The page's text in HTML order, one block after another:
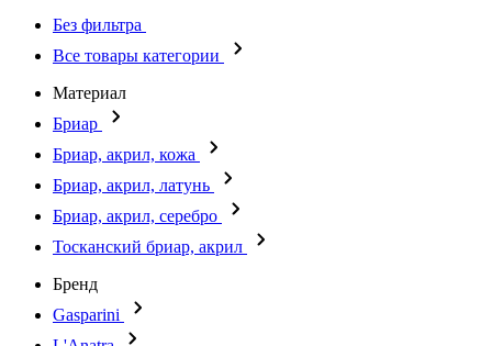
Без фильтра
Все товары категории
Материал
Бриар
Бриар, акрил, кожа
Бриар, акрил, латунь
Бриар, акрил, серебро
Тосканский бриар, акрил
Бренд
Gasparini